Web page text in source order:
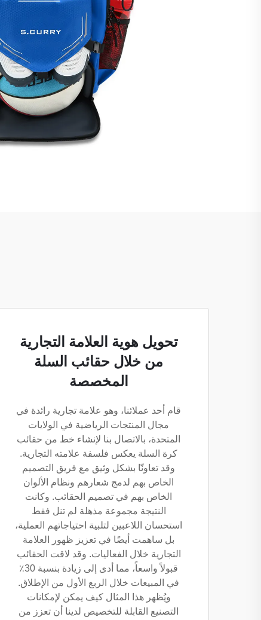
تحويل هوية العلامة التجارية
من خلال حقائب السلة
المخصصة
قام أحد عملائنا، وهو علامة تجارية رائدة في
مجال المنتجات الرياضية في الولايات
المتحدة، بالاتصال بنا لإنشاء خط من حقائب
كرة السلة يعكس فلسفة علامته التجارية.
وقد تعاونّا بشكل وثيق مع فريق التصميم
الخاص بهم لدمج شعارهم ونظام الألوان
الخاص بهم في تصميم الحقائب. وكانت
النتيجة مجموعة مذهلة لم تنل فقط
استحسان اللاعبين لتلبية احتياجاتهم العملية،
بل ساهمت أيضًا في تعزيز ظهور العلامة
التجارية خلال الفعاليات. وقد لاقت الحقائب
قبولاً واسعاً، مما أدى إلى زيادة بنسبة 30٪
في المبيعات خلال الربع الأول من الإطلاق.
ويُظهر هذا المثال كيف يمكن لإمكانات
التصنيع القابلة للتخصيص لدينا أن تعزز من